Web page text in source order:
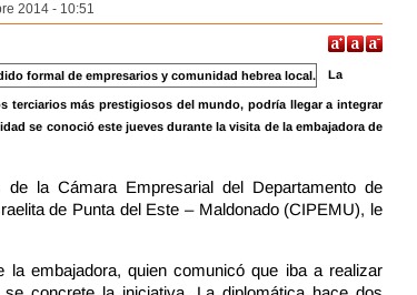
2014 - 10:51
La
terciarios más prestigiosos del mundo, podría llegar a integrar
se conoció este jueves durante la visita de la embajadora de
la Cámara Empresarial del Departamento de
de Punta del Este – Maldonado (CIPEMU), le
embajadora, quien comunicó que iba a realizar